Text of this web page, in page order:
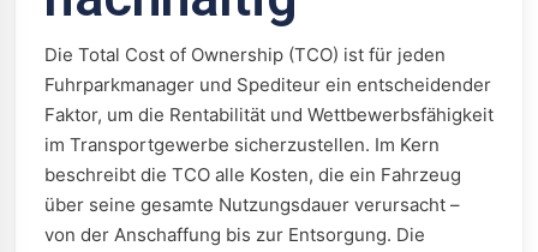
Die Total Cost of Ownership (TCO) ist für jeden
Fuhrparkmanager und Spediteur ein entscheidender
Faktor, um die Rentabilität und Wettbewerbsfähigkeit
im Transportgewerbe sicherzustellen. Im Kern
beschreibt die TCO alle Kosten, die ein Fahrzeug
über seine gesamte Nutzungsdauer verursacht –
von der Anschaffung bis zur Entsorgung. Die